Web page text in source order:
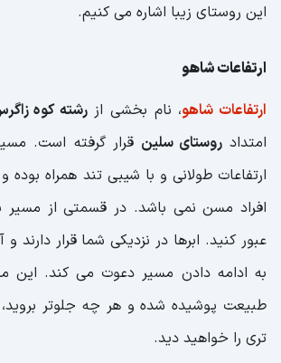
این روستای زیبا اشاره می کنیم.
ارتفاعات شاهو
ارتفاعات شاهو، نام بخشی ازرشته کوه
امتدادروستای سلین قرار گرفته است.
ارتفاعات طولانی و با شیبی تند همراه
افراد مسن نمی باشد. در قسمتی از مسیر
عبور کنید. ابرها در نزدیکی شما قرار دارند و
به ادامه دادن مسیر دعوت می کند. این
طبیعت پوشیده شده و هر چه جلوتر
تری را خواهید دید.